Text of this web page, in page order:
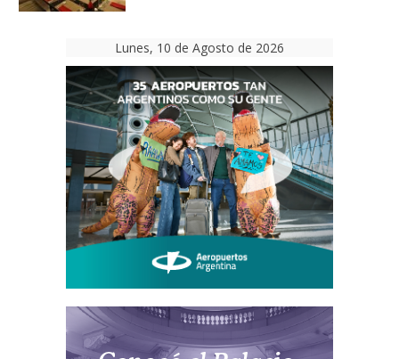
Lunes, 10 de Agosto de 2026